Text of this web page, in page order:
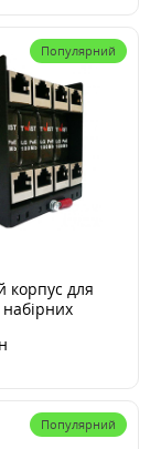
Популярний
корпус для
Популярний